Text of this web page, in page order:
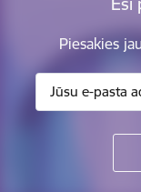
Piesakies